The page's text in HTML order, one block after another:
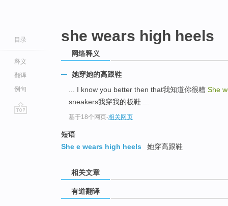
目录
释义
翻译
例句
she wears high heels
网络释义
她穿她的高跟鞋
... I know you better then that我知道你很糟 She
sneakers我穿我的板鞋 ...
基于18个网页-相关网页
短语
She e wears high heels
她穿高跟鞋
相关文章
有道翻译